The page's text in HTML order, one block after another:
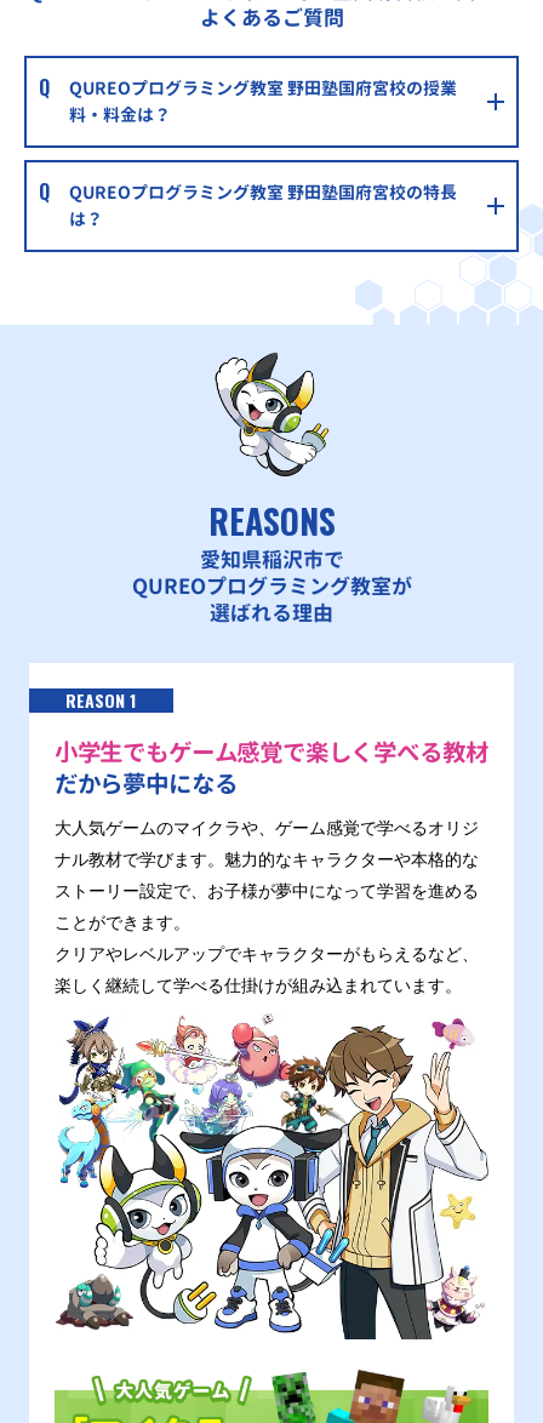
よくあるご質問
QUREOプログラミング教室 野田塾国府宮校の授業
料・料金は？
QUREOプログラミング教室 野田塾国府宮校の特長
は？
REASONS
愛知県稲沢市で
QUREOプログラミング教室が
選ばれる理由
REASON 1
小学生でもゲーム感覚で楽しく学べる教材
だから夢中になる
大人気ゲームのマイクラや、ゲーム感覚で学べるオリジ
ナル教材で学びます。魅力的なキャラクターや本格的な
ストーリー設定で、お子様が夢中になって学習を進める
ことができます。
クリアやレベルアップでキャラクターがもらえるなど、
楽しく継続して学べる仕掛けが組み込まれています。